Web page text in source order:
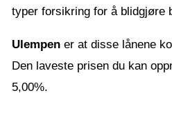
typer forsikring for å blidgjøre
Ulempen er at disse lånene
Den laveste prisen du kan
5,00%.